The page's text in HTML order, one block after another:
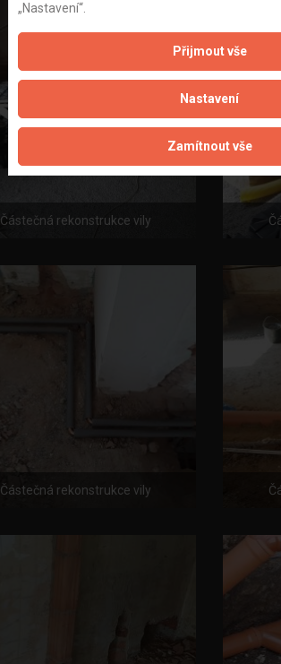
Částečná rekonstrukce vily
Částečná rekonstrukce vily
„Nastavení“.
Přijmout vše
Nastavení
Zamítnout vše